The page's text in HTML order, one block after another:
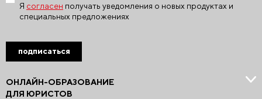
ОНЛАЙН-ОБРАЗОВАНИЕ
ДЛЯ ЮРИСТОВ
Я согласен получать уведомления о новых продуктах и
специальных предложениях
подписаться